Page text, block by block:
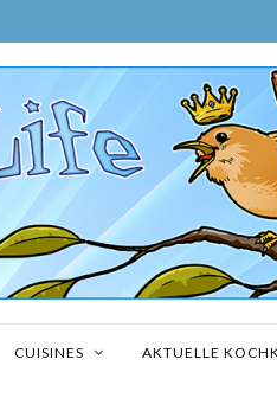
CUISINES AKTUELLE